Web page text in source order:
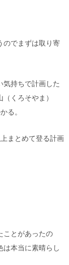
のでまずは取り寄
持ちで計画した
（くろそやま）
る。
まとめて登る計画
ことがあったの
は本当に素晴らし